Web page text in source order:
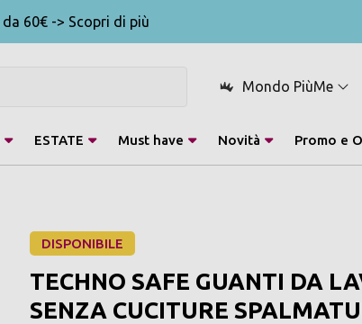
da 60€ -> Scopri di più
Mondo PiùMe
ESTATE Must have Novità Promo e
DISPONIBILE
TECHNO SAFE GUANTI DA
SENZA CUCITURE